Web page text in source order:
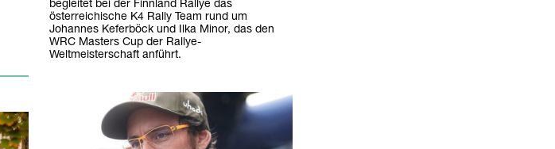
begleitet bei der Finnland Rallye das
österreichische K4 Rally Team rund um
Johannes Keferböck und Ilka Minor, das den
WRC Masters Cup der Rallye-
Weltmeisterschaft anführt.